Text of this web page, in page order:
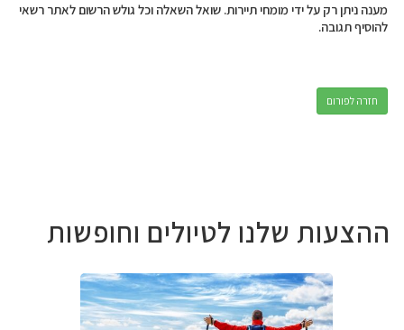
מענה ניתן רק על ידי מומחי תיירות. שואל השאלה וכל גולש הרשום לאתר רשאי
להוסיף תגובה.
חזרה לפורום
ההצעות שלנו לטיולים וחופשות